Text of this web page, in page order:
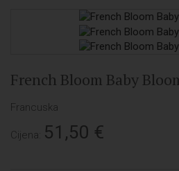
French Bloom Baby
Francuska
Cijena: 51,50 €